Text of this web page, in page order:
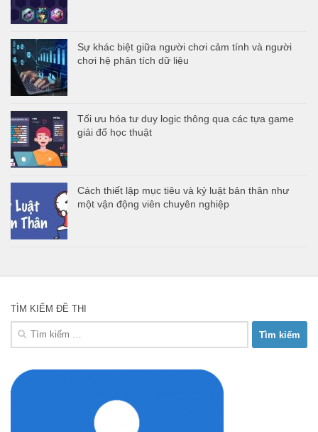
Sự khác biệt giữa người chơi cảm tính và người
chơi hệ phân tích dữ liệu
Tối ưu hóa tư duy logic thông qua các tựa game
giải đố học thuật
Cách thiết lập mục tiêu và kỷ luật bản thân như
một vận động viên chuyên nghiệp
TÌM KIẾM ĐỀ THI
Tìm
kiếm